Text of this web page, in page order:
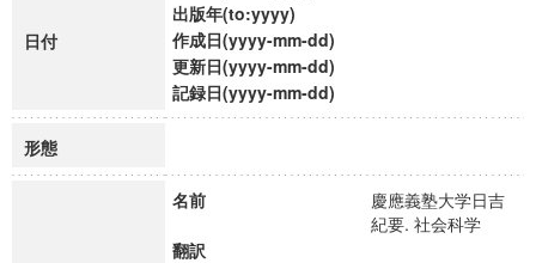
日付
出版年(to:yyyy)
作成日(yyyy-mm-dd)
更新日(yyyy-mm-dd)
記録日(yyyy-mm-dd)
形態
名前
慶應義塾大学日吉
紀要. 社会科学
翻訳